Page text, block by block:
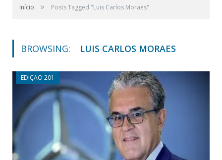
Início » Posts Tagged "Luis Carlos Moraes"
BROWSING: LUIS CARLOS MORAES
EDIÇAO 201